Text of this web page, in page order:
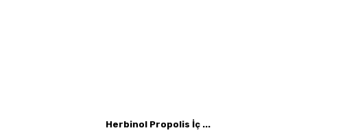
Herbinol Propolis İç ...